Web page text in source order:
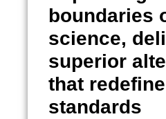
boundaries
science,
superior
that
standards